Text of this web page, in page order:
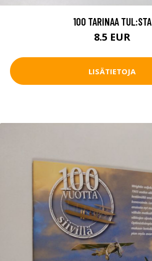
100 TARINAA TUL:STA
8.5 EUR
LISÄTIETOJA